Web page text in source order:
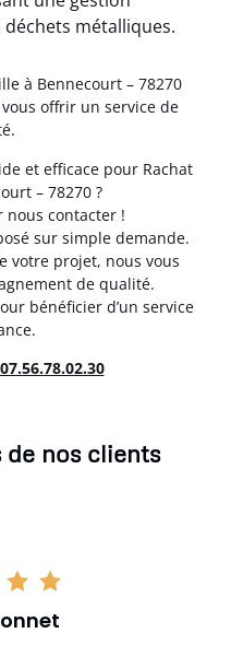
métalliques.
à Bennecourt – 78270
offrir un service de
et efficace pour Rachat
– 78270 ?
nous contacter !
sur simple demande.
votre projet, nous vous
de qualité.
bénéficier d’un service
07.56.78.02.30
de nos clients